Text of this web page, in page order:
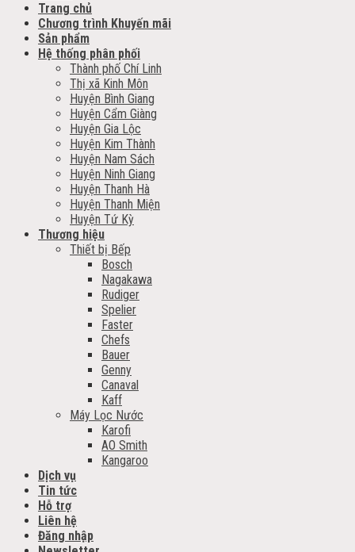
Trang chủ
Chương trình Khuyến mãi
Sản phẩm
Hệ thống phân phối
Thành phố Chí Linh
Thị xã Kinh Môn
Huyện Bình Giang
Huyện Cẩm Giàng
Huyện Gia Lộc
Huyện Kim Thành
Huyện Nam Sách
Huyện Ninh Giang
Huyện Thanh Hà
Huyện Thanh Miện
Huyện Tứ Kỳ
Thương hiệu
Thiết bị Bếp
Bosch
Nagakawa
Rudiger
Spelier
Faster
Chefs
Bauer
Genny
Canaval
Kaff
Máy Lọc Nước
Karofi
AO Smith
Kangaroo
Dịch vụ
Tin tức
Hỗ trợ
Liên hệ
Đăng nhập